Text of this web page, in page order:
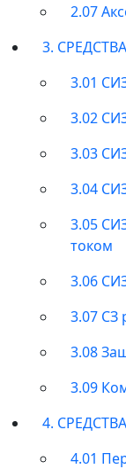
2.07
3.
3.01
3.02
3.03
3.04
3.05
током
3.06
3.07 СЗ
3.08
3.09
4.
4.01